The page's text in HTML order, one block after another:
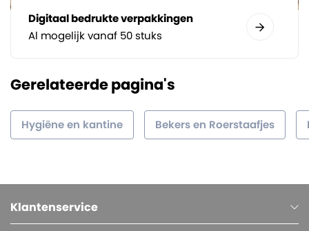
Digitaal bedrukte verpakkingen
Al mogelijk vanaf 50 stuks
Gerelateerde pagina's
Hygiëne en kantine Bekers en Roerstaafjes
Klantenservice